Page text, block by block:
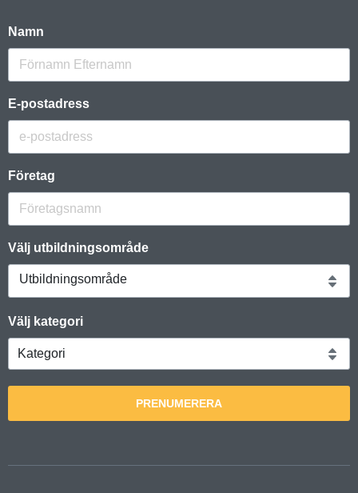
Namn
E-postadress
Företag
Välj utbildningsområde
Utbildningsområde
Välj kategori
PRENUMERERA